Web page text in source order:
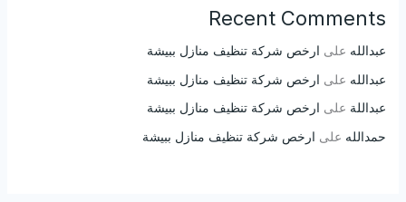
Recent Comments
عبدالله على ارخص شركة تنظيف منازل ببيشة
عبدالله على ارخص شركة تنظيف منازل ببيشة
عبداللة على ارخص شركة تنظيف منازل ببيشة
حمدالله على ارخص شركة تنظيف منازل ببيشة